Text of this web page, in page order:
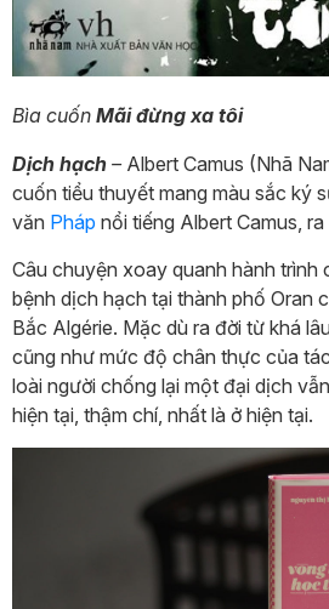
Bìa cuốn Mãi đừng xa tôi
Dịch hạch – Albert Camus (Nhã
cuốn tiểu thuyết mang màu sắc ký
văn Pháp nổi tiếng Albert Camus,
Câu chuyện xoay quanh hành trình
bệnh dịch hạch tại thành phố Oran
Bắc Algérie. Mặc dù ra đời từ khá
cũng như mức độ chân thực của
loài người chống lại một đại dịch
hiện tại, thậm chí, nhất là ở hiện tại.